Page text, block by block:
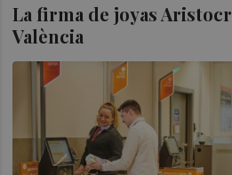
La firma de joyas
València